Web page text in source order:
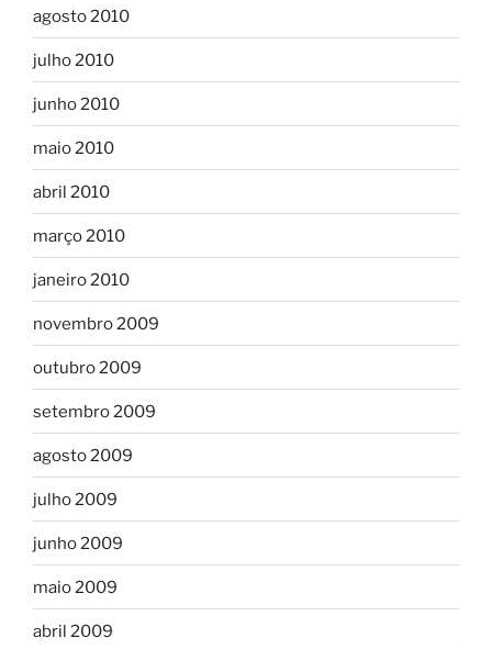
agosto 2010
julho 2010
junho 2010
maio 2010
abril 2010
março 2010
janeiro 2010
novembro 2009
outubro 2009
setembro 2009
agosto 2009
julho 2009
junho 2009
maio 2009
abril 2009